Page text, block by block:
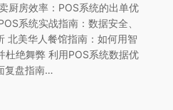
厨房效率：POS系统的出单优
系统实战指南：数据安全、
北美华人餐馆指南：如何用智
杜绝舞弊 利用POS系统数据优
复盘指南…